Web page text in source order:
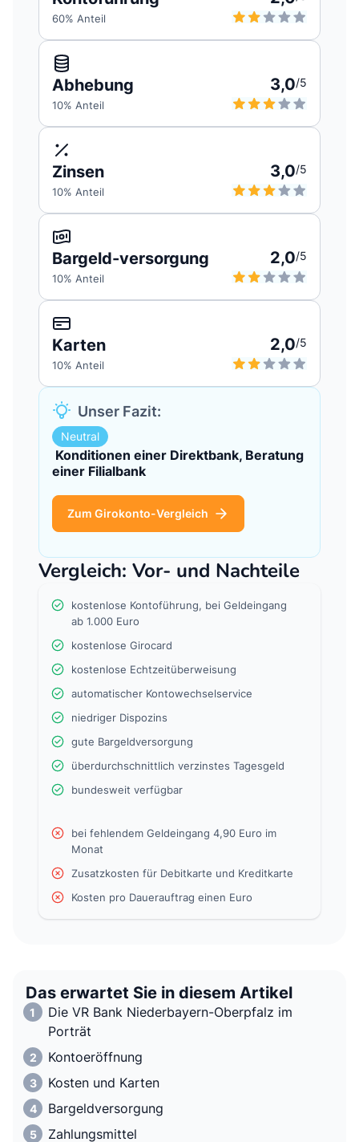
60% Anteil
Abhebung 3,0/5
10% Anteil
Zinsen 3,0/5
10% Anteil
Bargeld-versorgung 2,0/5
10% Anteil
Karten 2,0/5
10% Anteil
Unser Fazit:
Neutral
Konditionen einer Direktbank, Beratung
einer Filialbank
Zum Girokonto-Vergleich
Vergleich: Vor- und Nachteile
kostenlose Kontoführung, bei Geldeingang
ab 1.000 Euro
kostenlose Girocard
kostenlose Echtzeitüberweisung
automatischer Kontowechselservice
niedriger Dispozins
gute Bargeldversorgung
überdurchschnittlich verzinstes Tagesgeld
bundesweit verfügbar
bei fehlendem Geldeingang 4,90 Euro im
Monat
Zusatzkosten für Debitkarte und Kreditkarte
Kosten pro Dauerauftrag einen Euro
Das erwartet Sie in diesem Artikel
Die VR Bank Niederbayern-Oberpfalz im
Porträt
Kontoeröffnung
Kosten und Karten
Bargeldversorgung
Zahlungsmittel